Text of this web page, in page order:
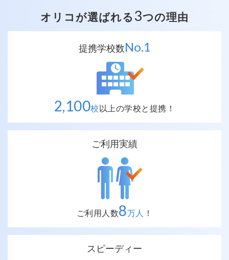
オリコが選ばれる 3つの理由
提携学校数No.1
2,100校以上の学校と提携！
ご利用実績
ご利用人数8万人 ！
スピーディー